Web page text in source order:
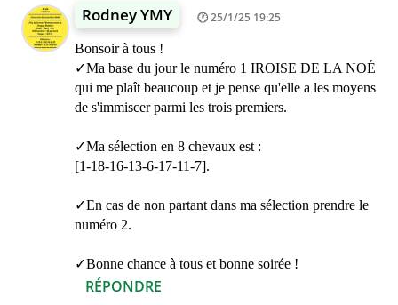
Rodney YMY 25/1/25 19:25
Bonsoir à tous !
✓Ma base du jour le numéro 1 IROISE DE LA NOÉ
qui me plaît beaucoup et je pense qu'elle a les moyens
de s'immiscer parmi les trois premiers.
✓Ma sélection en 8 chevaux est :
[1-18-16-13-6-17-11-7].
✓En cas de non partant dans ma sélection prendre le
numéro 2.
✓Bonne chance à tous et bonne soirée !
RÉPONDRE